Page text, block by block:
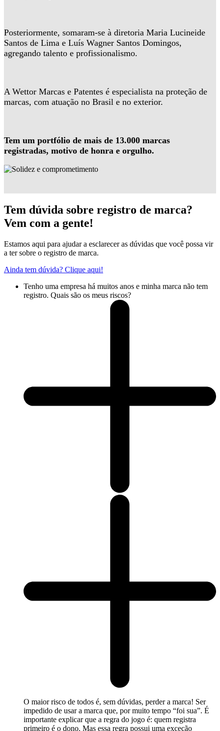
Posteriormente, somaram-se à diretoria Maria Lucineide
Santos de Lima e Luís Wagner Santos Domingos,
agregando talento e profissionalismo.
A Wettor Marcas e Patentes é especialista na proteção de
marcas, com atuação no Brasil e no exterior.
Tem um portfólio de mais de 13.000 marcas
registradas, motivo de honra e orgulho.
Tem dúvida sobre registro de marca?
Vem com a gente!
Estamos aqui para ajudar a esclarecer as dúvidas que você possa vir
a ter sobre o registro de marca.
Ainda tem dúvida? Clique aqui!
Tenho uma empresa há muitos anos e minha marca não tem
registro. Quais são os meus riscos?
O maior risco de todos é, sem dúvidas, perder a marca! Ser
impedido de usar a marca que, por muito tempo “foi sua”. É
importante explicar que a regra do jogo é: quem registra
primeiro é o dono. Mas essa regra possui uma exceção